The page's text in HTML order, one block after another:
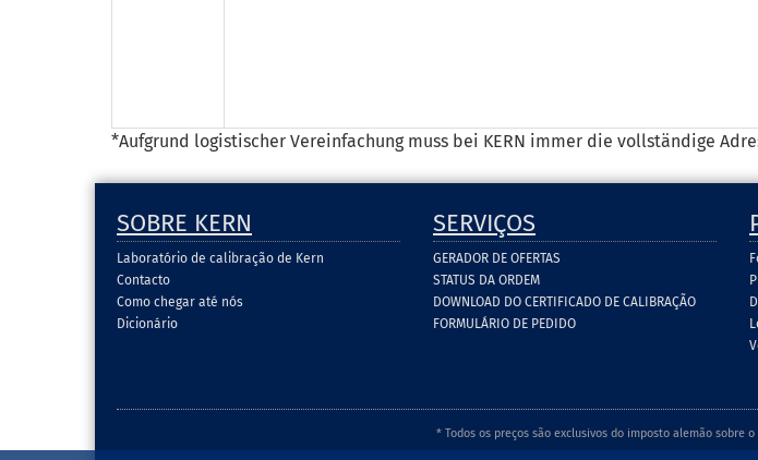
*Aufgrund logistischer Vereinfachung muss bei KERN immer die vollständige
SOBRE KERN
Laboratório de calibração de Kern
Contacto
Como chegar até nós
Dicionário
SERVIÇOS
GERADOR DE OFERTAS
STATUS DA ORDEM
DOWNLOAD DO CERTIFICADO DE CALIBRAÇÃO
FORMULÁRIO DE PEDIDO
* Todos os preços são exclusivos do imposto alemão sobre